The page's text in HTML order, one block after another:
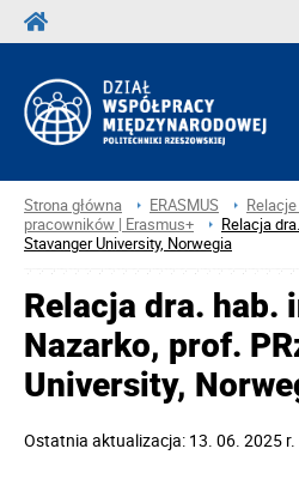
Strona główna ERASMUS
pracowników | Erasmus+
Relacja
Stavanger University, Norwegia
Relacja dra. hab.
Nazarko, prof.
University,
Ostatnia aktualizacja: 13. 06. 2025 r.